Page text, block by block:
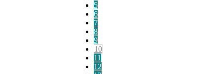
5
6
7
8
9
10
11
12